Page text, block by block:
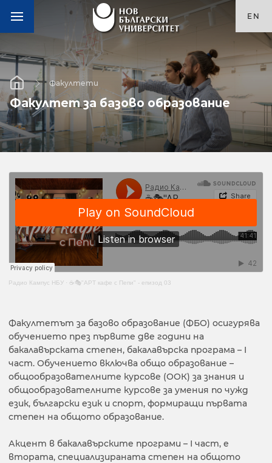
EN
Факултети
Факултет за базово образование
Радио Кампус НБУ · ☕🎭"АРТ кафе с Пепи" - епизод 03
Факултетът за базово образование (ФБО) осигурява
обучението през първите две години на
бакалавърската степен, бакалавърска програма – I
част. Обучението включва общо образование –
общообразователните курсове (ООК) за знания и
общообразователните курсове за умения по чужд
език, български език и спорт, формиращи първата
степен на общото образование.
Акцент в бакалавърските програми – І част, е
втората, специализираната степен на общото